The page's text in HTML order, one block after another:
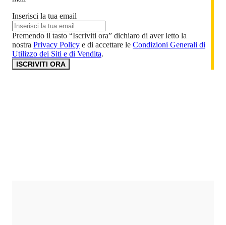
Inserisci la tua email
Premendo il tasto “Iscriviti ora” dichiaro di aver letto la
nostra Privacy Policy e di accettare le Condizioni Generali di
Utilizzo dei Siti e di Vendita.
ISCRIVITI ORA